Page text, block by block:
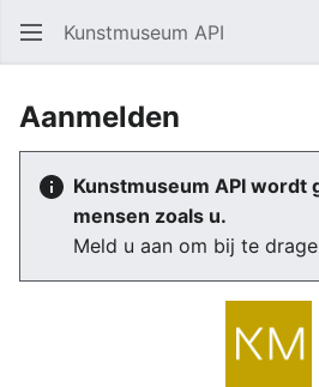
Kunstmuseum API
Aanmelden
Kunstmuseum API wordt
mensen zoals u.
Meld u aan om bij te